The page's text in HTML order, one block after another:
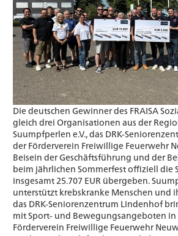
Die deutschen Gewinner des FRAISA
gleich drei Organisationen aus der
Suumpfperlen e.V., das DRK-
der Förderverein Freiwillige Feuerwehr
Beisein der Geschäftsführung und der
beim jährlichen Sommerfest offiziell die
insgesamt 25.707 EUR übergeben.
unterstützt krebskranke Menschen und
das DRK-Seniorenzentrum Lindenhof
mit Sport- und Bewegungsangeboten
Förderverein Freiwillige Feuerwehr